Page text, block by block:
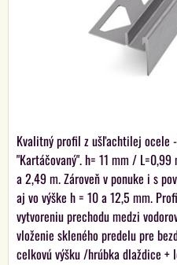
Kvalitný profil z ušľachtilej ocele
"Kartáčovaný". h= 11 mm /
a 2,49 m. Zároveň v ponuke i s
aj vo výške h = 10 a 12,5 mm.
vytvoreniu prechodu medzi
vloženie skleného predelu pre
celkovú výšku /hrúbka dlaždice +